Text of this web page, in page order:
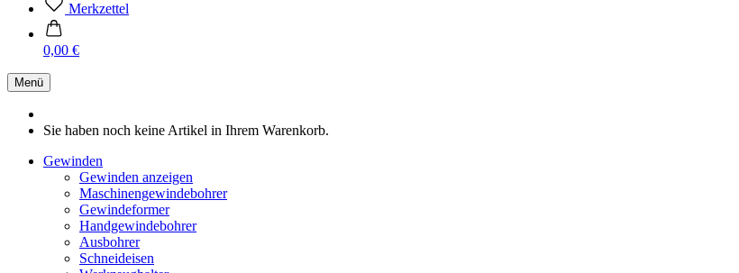
Merkzettel
0,00 €
Menü
Sie haben noch keine Artikel in Ihrem Warenkorb.
Gewinden
Gewinden anzeigen
Maschinengewindebohrer
Gewindeformer
Handgewindebohrer
Ausbohrer
Schneideisen